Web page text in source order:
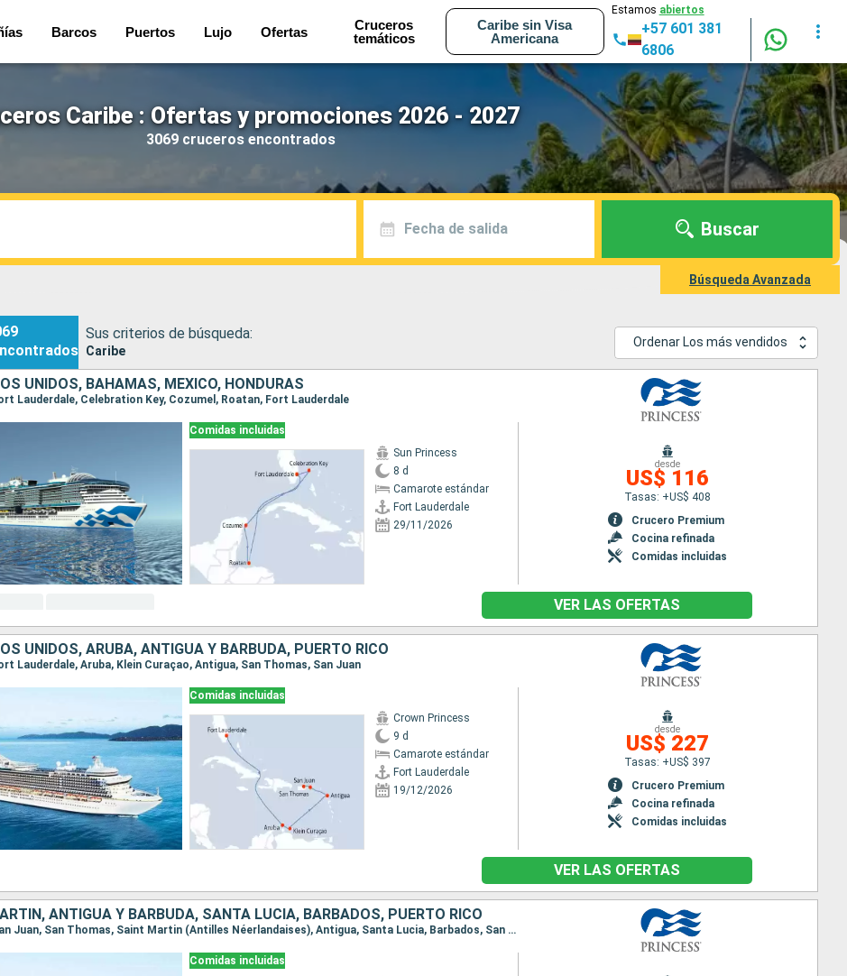
Barcos Puertos Lujo Ofertas
Cruceros
temáticos
Caribe sin Visa
Americana
Estamos abiertos
+57 601 381
6806
Caribe : Ofertas y promociones 2026 - 2027
3069 cruceros encontrados
Fecha de salida Buscar
Búsqueda Avanzada
Sus criterios de búsqueda:
Caribe
Ordenar Los más vendidos
UNIDOS, BAHAMAS, MÉXICO, HONDURAS
Lauderdale, Celebration Key, Cozumel, Roatan, Fort Lauderdale
Comidas incluidas
Sun Princess
8 d
Camarote estándar
Fort Lauderdale
29/11/2026
desde
US$ 116
Tasas: +US$ 408
Crucero Premium
Cocina refinada
Comidas incluidas
VER LAS OFERTAS
UNIDOS, ARUBA, ANTIGUA Y BARBUDA, PUERTO RICO
Lauderdale, Aruba, Klein Curaçao, Antigua, San Thomas, San Juan
Comidas incluidas
Crown Princess
9 d
Camarote estándar
Fort Lauderdale
19/12/2026
desde
US$ 227
Tasas: +US$ 397
Crucero Premium
Cocina refinada
Comidas incluidas
VER LAS OFERTAS
ANTIGUA Y BARBUDA, SANTA LUCIA, BARBADOS, PUERTO RICO
Itinerario : San Juan, San Thomas, Saint Martin (Antilles Néerlandaises), Antigua, Santa Lucia, Barbados, San Juan
Comidas incluidas